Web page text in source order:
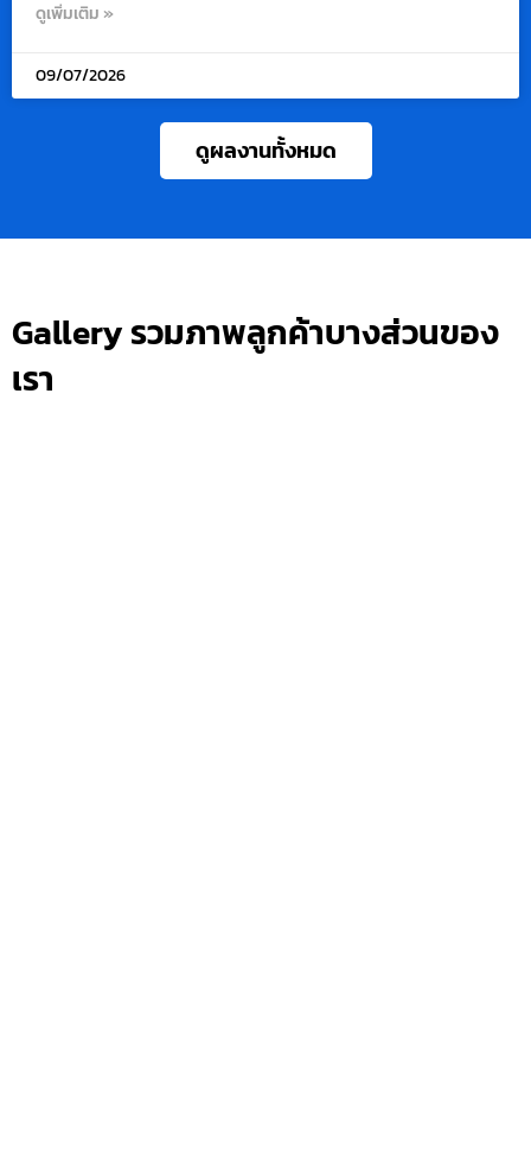
ดูเพิ่มเติม »
09/07/2026
ดูผลงานทั้งหมด
Gallery รวมภาพลูกค้าบางส่วนของ
เรา